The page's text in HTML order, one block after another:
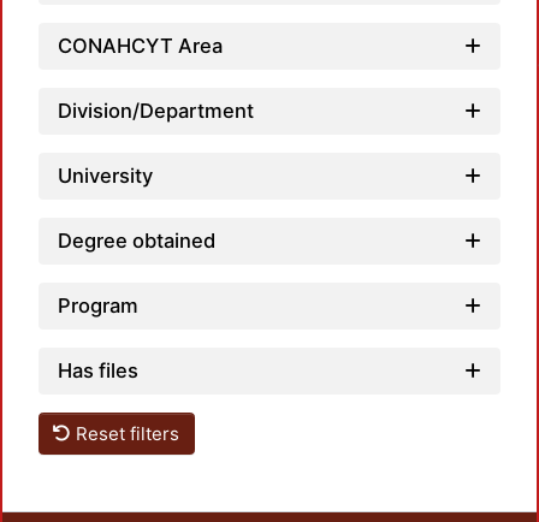
CONAHCYT Area
Division/Department
University
Degree obtained
Program
Has files
Reset filters